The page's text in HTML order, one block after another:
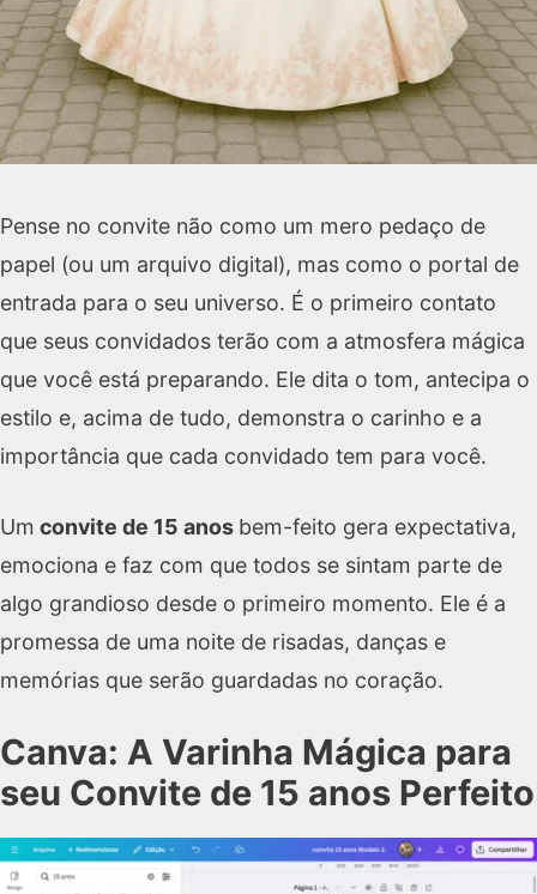
Pense no convite não como um mero pedaço de
papel (ou um arquivo digital), mas como o portal de
entrada para o seu universo. É o primeiro contato
que seus convidados terão com a atmosfera mágica
que você está preparando. Ele dita o tom, antecipa o
estilo e, acima de tudo, demonstra o carinho e a
importância que cada convidado tem para você.
Um convite de 15 anos bem-feito gera expectativa,
emociona e faz com que todos se sintam parte de
algo grandioso desde o primeiro momento. Ele é a
promessa de uma noite de risadas, danças e
memórias que serão guardadas no coração.
Canva: A Varinha Mágica para
seu Convite de 15 anos Perfeito